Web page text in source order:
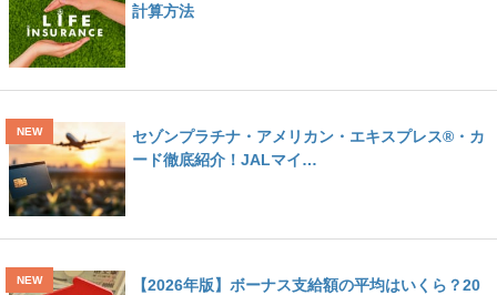
計算方法
セゾンプラチナ・アメリカン・エキスプレス®・カ
ード徹底紹介！JALマイ…
【2026年版】ボーナス支給額の平均はいくら？20